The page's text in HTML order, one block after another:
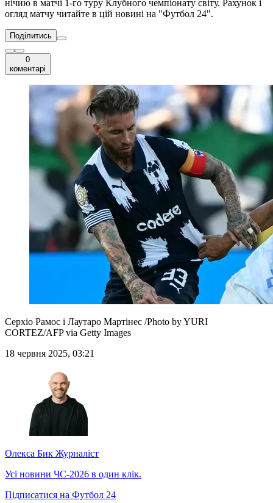
нічию в матчі 1-го туру Клубного чемпіонату світу. Рахунок і
огляд матчу читайте в цій новині на "Футбол 24".
Поділитись
0
коментарі
Серхіо Рамос і Лаутаро Мартінес /Photo by YURI
CORTEZ/AFP via Getty Images
18 червня 2025, 03:21
Олекса Бик Журналіст
Усі новини ЧС-2026 в один клік.
Підписатися на Футбол 24